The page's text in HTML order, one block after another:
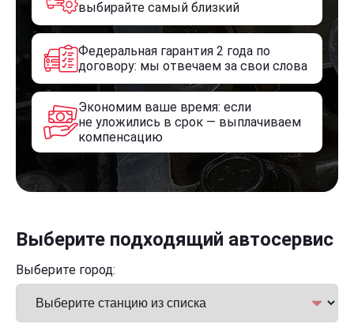
выбирайте самый близкий
Федеральная гарантия 2 года по
договору: мы отвечаем за свои слова
Экономим ваше время: если
не уложились в срок — выплачиваем
компенсацию
Выберите подходящий автосервис
Выберите город: